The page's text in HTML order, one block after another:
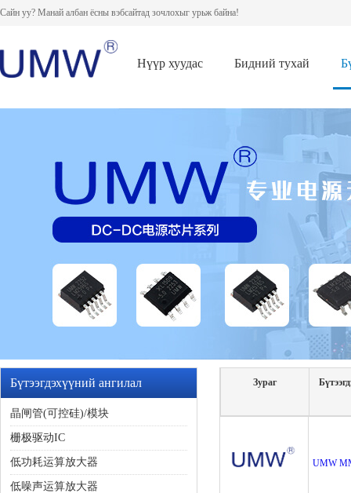
Сайн уу? Манай албан ёсны вэбсайтад зочлохыг урьж байна!
Нүүр хуудас Бидний тухай
Бүтээгдэхүүний ангилал
晶闸管(可控硅)/模块
栅极驱动IC
低功耗运算放大器
低噪声运算放大器
Зураг
UMW